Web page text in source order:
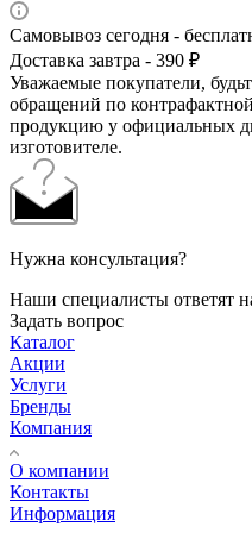
Самовывоз сегодня -
Доставка завтра - 390 ₽
Уважаемые покупатели,
обращений по
продукцию у официальных
изготовителе.
Нужна консультация?
Наши специалисты ответят
Задать вопрос
Каталог
Акции
Услуги
Бренды
Компания
О компании
Контакты
Информация